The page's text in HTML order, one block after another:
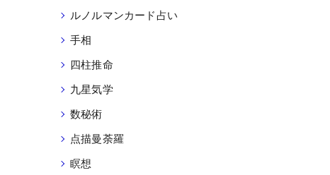
ルノルマンカード占い
手相
四柱推命
九星気学
数秘術
点描曼荼羅
瞑想